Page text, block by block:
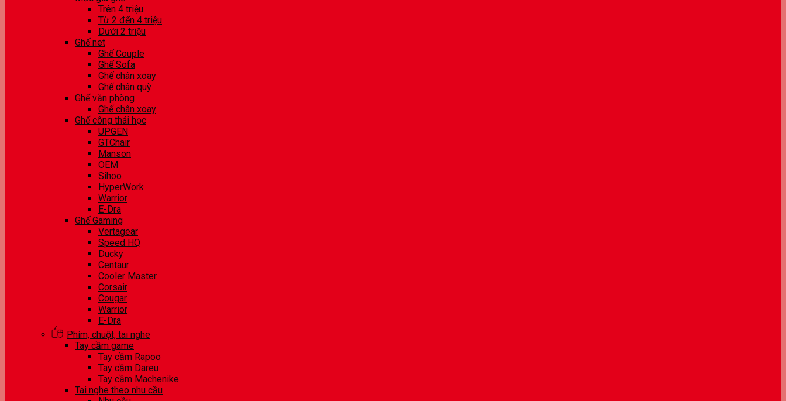
Trên 4 triệu
Từ 2 đến 4 triệu
Dưới 2 triệu
Ghế net
Ghế Couple
Ghế Sofa
Ghế chân xoay
Ghế chân quỳ
Ghế văn phòng
Ghế chân xoay
Ghế công thái học
UPGEN
GTChair
Manson
OEM
Sihoo
HyperWork
Warrior
E-Dra
Ghế Gaming
Vertagear
Speed HQ
Ducky
Centaur
Cooler Master
Corsair
Cougar
Warrior
E-Dra
Phím, chuột, tai nghe
Tay cầm game
Tay cầm Rapoo
Tay cầm Dareu
Tay cầm Machenike
Tai nghe theo nhu cầu